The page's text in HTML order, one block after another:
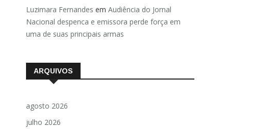
Luzimara Fernandes em Audiência do Jornal
Nacional despenca e emissora perde força em
uma de suas principais armas
ARQUIVOS
agosto 2026
julho 2026